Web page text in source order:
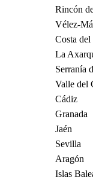
Rincón
Vélez-
Costa
La
Serranía
Valle del
Cádiz
Granada
Jaén
Sevilla
Aragón
Islas